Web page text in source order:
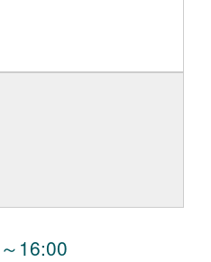
～ 16:00